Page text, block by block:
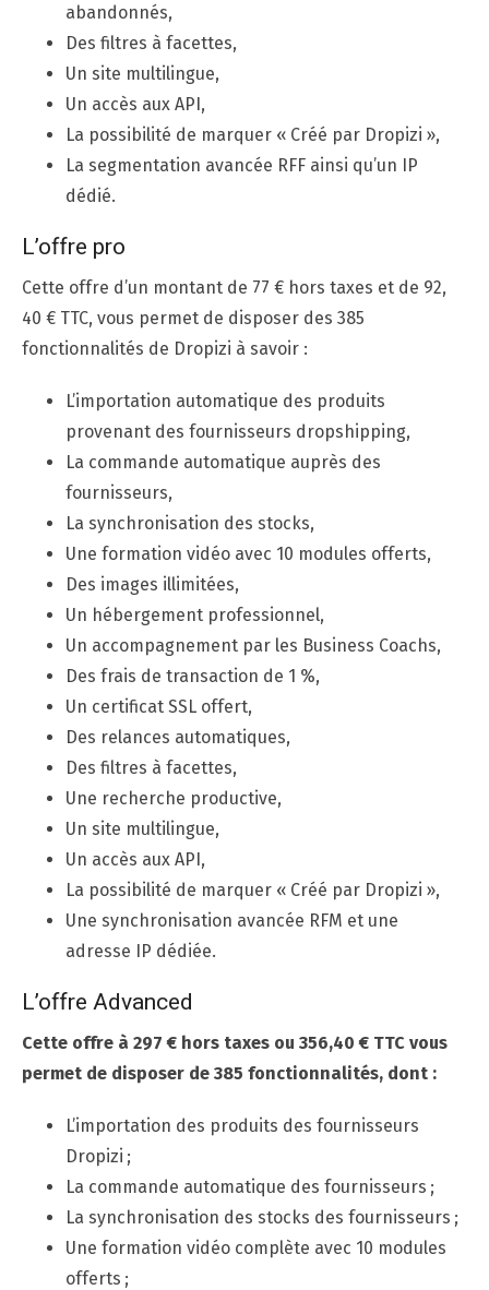
abandonnés,
Des filtres à facettes,
Un site multilingue,
Un accès aux API,
La possibilité de marquer « Créé par Dropizi »,
La segmentation avancée RFF ainsi qu’un IP
dédié.
L’offre pro
Cette offre d’un montant de 77 € hors taxes et de 92,
40 € TTC, vous permet de disposer des 385
fonctionnalités de Dropizi à savoir :
L’importation automatique des produits
provenant des fournisseurs dropshipping,
La commande automatique auprès des
fournisseurs,
La synchronisation des stocks,
Une formation vidéo avec 10 modules offerts,
Des images illimitées,
Un hébergement professionnel,
Un accompagnement par les Business Coachs,
Des frais de transaction de 1 %,
Un certificat SSL offert,
Des relances automatiques,
Des filtres à facettes,
Une recherche productive,
Un site multilingue,
Un accès aux API,
La possibilité de marquer « Créé par Dropizi »,
Une synchronisation avancée RFM et une
adresse IP dédiée.
L’offre Advanced
Cette offre à 297 € hors taxes ou 356,40 € TTC vous
permet de disposer de 385 fonctionnalités, dont :
L’importation des produits des fournisseurs
Dropizi ;
La commande automatique des fournisseurs ;
La synchronisation des stocks des fournisseurs ;
Une formation vidéo complète avec 10 modules
offerts ;